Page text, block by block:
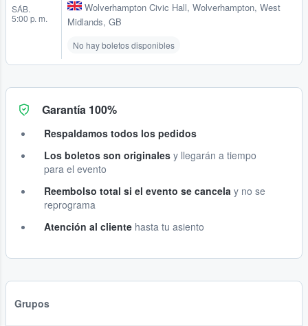
SÁB.
5:00 p. m.
Wolverhampton Civic Hall, Wolverhampton, West
Midlands, GB
No hay boletos disponibles
Garantía 100%
Respaldamos todos los pedidos
Los boletos son originales y llegarán a tiempo
para el evento
Reembolso total si el evento se cancela y no se
reprograma
Atención al cliente hasta tu asiento
Grupos